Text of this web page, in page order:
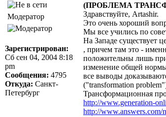
Модератор
Зарегистрирован:
Сб сен 04, 2004 8:18
pm
Сообщения: 4795
Откуда: Санкт-
Петербург
(ПРОБЛЕМА
Здравствуйте, Artashir.
Это очень хороший
Мы все учились по
На Западе существует
, причем там это -
положительны лишь
изменение общей нормы
все выводы
("transformation
Трансформационная
http://www.generation-
http://www.answers.com/